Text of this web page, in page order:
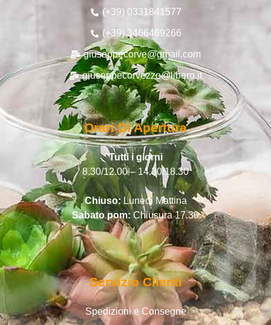
(+39) 0331841577
(+39) 3466469266
giuseppecorve@gmail.com
giuseppecorvezzo@libero.it
Orari Di Apertura
Tutti i giorni
8.30/12.00 – 14.30/18.30
Chiuso:Lunedì Mattina
Sabato pom:Chiusura 17.30
Servizio Clienti
Spedizioni e Consegne